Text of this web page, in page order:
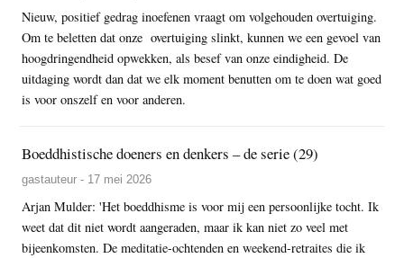
Nieuw, positief gedrag inoefenen vraagt om volgehouden overtuiging.
Om te beletten dat onze overtuiging slinkt, kunnen we een gevoel van
hoogdringendheid opwekken, als besef van onze eindigheid. De
uitdaging wordt dan dat we elk moment benutten om te doen wat goed
is voor onszelf en voor anderen.
Boeddhistische doeners en denkers – de serie (29)
gastauteur - 17 mei 2026
Arjan Mulder: 'Het boeddhisme is voor mij een persoonlijke tocht. Ik
weet dat dit niet wordt aangeraden, maar ik kan niet zo veel met
bijeenkomsten. De meditatie-ochtenden en weekend-retraites die ik